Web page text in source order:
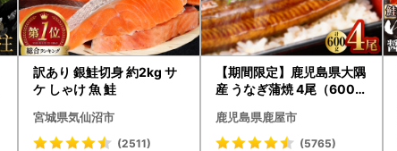
めいたします。
【ワンストップ特例申請書提出先】
〒750-8521
山口県下関市南部町1番1号
下関市役所企画政策部企画課 ふるさと納税担当
訳あり 銀鮭切身 約2kg サ
ケ しゃけ 魚 鮭
宮城県気仙沼市
(2511)
【期間限定】鹿児島県大隅
産 うなぎ蒲焼 4尾（600g
うなぎ 鰻 魚 惣菜 総菜
鹿児島県鹿屋市
(5765)